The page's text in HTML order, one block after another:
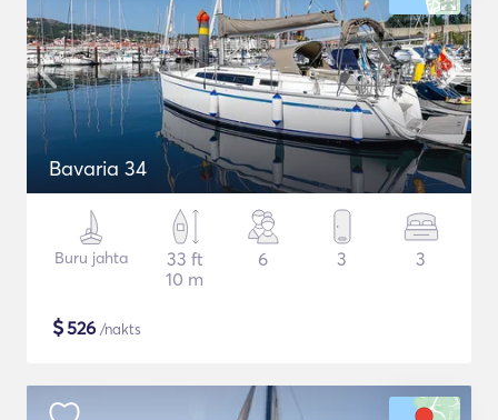
Bavaria 34
Buru jahta
33 ft
10 m
6 3 3
$526 /nakts